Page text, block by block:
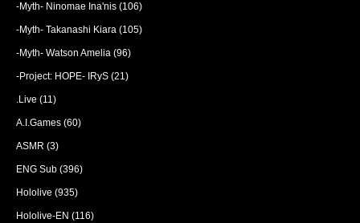
-Myth- Ninomae Ina'nis (106)
-Myth- Takanashi Kiara (105)
-Myth- Watson Amelia (96)
-Project: HOPE- IRyS (21)
.Live (11)
A.I.Games (60)
ASMR (3)
ENG Sub (396)
Hololive (935)
Hololive-EN (116)